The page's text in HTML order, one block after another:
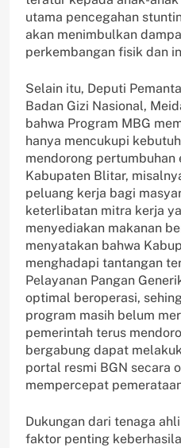
utama pencegahan
akan menimbulkan
perkembangan fisik dan
Selain itu, Deputi
Badan Gizi Nasional,
bahwa Program MBG
hanya mencukupi
mendorong
Kabupaten Blitar,
peluang kerja bagi
keterlibatan mitra kerja
menyediakan makanan
menyatakan bahwa
menghadapi tantangan
Pelayanan Pangan
optimal beroperasi,
program masih belum
pemerintah terus
bergabung dapat
portal resmi BGN secara
mempercepat
Dukungan dari tenaga
faktor penting